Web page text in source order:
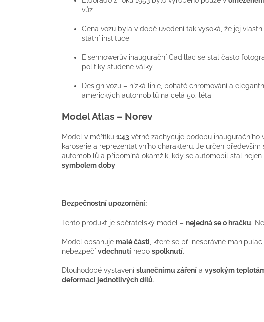
vůz
Cena vozu byla v době uvedení tak vysoká, že jej
státní instituce
Eisenhowerův inaugurační Cadillac se stal často
politiky studené války
Design vozu – nízká linie, bohaté chromování a
amerických automobilů na celá 50. léta
Model Atlas – Norev
Model v měřítku 1:43 věrně zachycuje podobu inauguračního
karoserie a reprezentativního charakteru. Je určen
automobilů a připomíná okamžik, kdy se automobil stal
symbolem doby
Bezpečnostní upozornění:
Tento produkt je sběratelský model – nejedná se o hračku.
Model obsahuje malé části , které se při nesprávné
nebezpečí vdechnutí nebo spolknutí.
Dlouhodobé vystavení slunečnímu záření a vysokým
deformaci jednotlivých dílů.